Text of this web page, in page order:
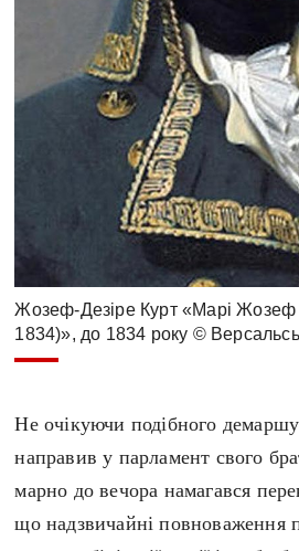
Жозеф-Дезіре Курт «Марі
1834)», до 1834 року ©
Не очікуючи подібного
направив у парламент свого
марно до вечора намагався
що надзвичайні повноваження